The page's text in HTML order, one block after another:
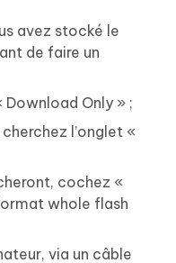
avez stocké le
de faire un
Only » ;
l’onglet «
cochez «
whole flash
via un câble